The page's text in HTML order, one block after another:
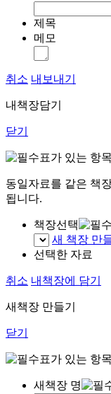
제목
메모
취소 내보내기
내책장담기
닫기
표가 있는 항
동일자료를 같은 책
됩니다.
책장선택
새 책장 만
선택한 자료
취소 내책장에 담기
새책장 만들기
닫기
표가 있는 항
새책장 명